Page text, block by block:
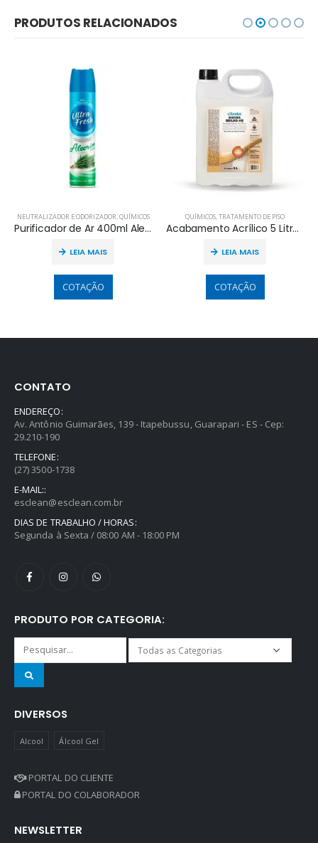
PRODUTOS RELACIONADOS
NEUTRALIZADOR E ODORIZADOR QUÍMICOS
Purificador de Ar 400ml Alecrim
LEIA MAIS
COTAÇÃO
QUÍMICOS TRATAMENTO DE PISO
Acabamento Acrílico 5 Litros Brilho HS
LEIA MAIS
COTAÇÃO
CONTATO
ENDEREÇO:
Av. Antônio Guimarães, 139 - Itapebussu, Guarapari - ES - Cep:
29.210-190
TELEFONE:
(27) 3500-1738
E-MAIL::
esclean@esclean.com.br
DIAS DE TRABALHO / HORAS:
Segunda à Sexta / 08:00 AM - 18:00 PM
PRODUTO POR CATEGORIA:
DIVERSOS
Alcool Álcool Gel
PORTAL DO CLIENTE
PORTAL DO COLABORADOR
NEWSLETTER